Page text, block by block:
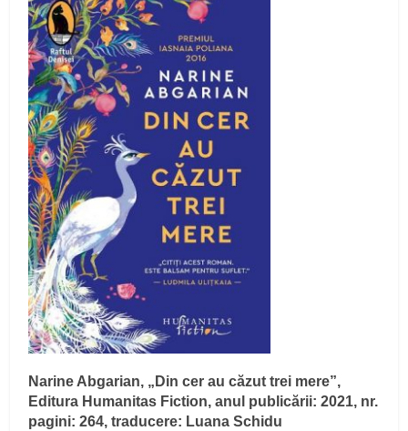
Narine Abgarian, „Din cer au căzut trei mere”,
Editura Humanitas Fiction, anul publicării: 2021, nr.
pagini: 264, traducere: Luana Schidu